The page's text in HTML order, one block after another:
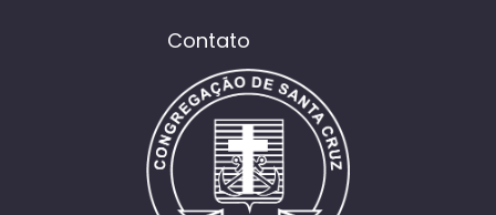
Contato